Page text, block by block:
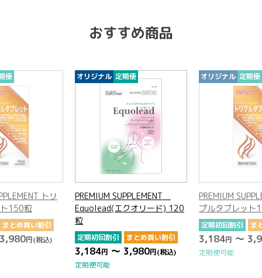
おすすめ商品
便
トリ
150粒
まとめ買い割引
円(税込)
オリジナル 定期便
PREMIUM SUPPLEMENT
Equolead(エクオリード) 120
粒
定期初回割引 まとめ買い割引
3,184円 ～ 3,980円(税込)
定期便可能
オリジナル 定期便
PREMIUM
プルタブレット
定期初回割引 ま
3,184円 ～
定期便可能